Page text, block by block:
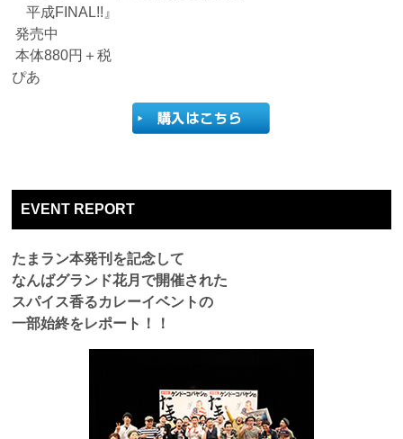
平成FINAL!!』
発売中
本体880円＋税
ぴあ
EVENT REPORT
たまラン本発刊を記念して
なんばグランド花月で開催された
スパイス香るカレーイベントの
一部始終をレポート！！